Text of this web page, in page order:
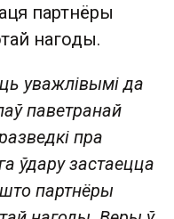
партнёры
нагоды.
уважлівымі да
паветранай
пра
ўдару застаецца
партнёры